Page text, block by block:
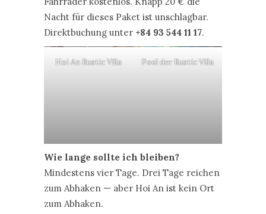
Nacht für dieses Paket ist unschlagbar.
Direktbuchung unter +84 93 544 11 17.
Hoi An Rustic Villa Pool der Rustic Villa
Wie lange sollte ich bleiben?
Mindestens vier Tage. Drei Tage reichen
zum Abhaken — aber Hoi An ist kein Ort
zum Abhaken.